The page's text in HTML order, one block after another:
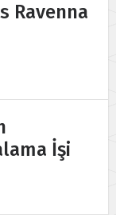
Ravenna
İşi